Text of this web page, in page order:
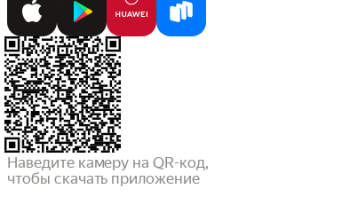
Наведите камеру на QR-код,
чтобы скачать приложение